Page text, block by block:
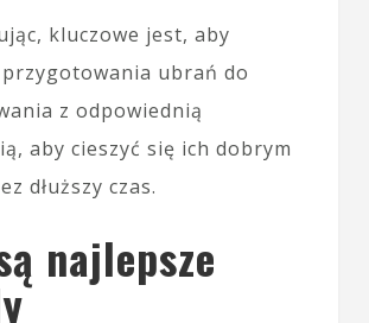
kluczowe jest, aby
ubrań do
z odpowiednią
aby cieszyć się ich dobrym
dłuższy czas.
najlepsze